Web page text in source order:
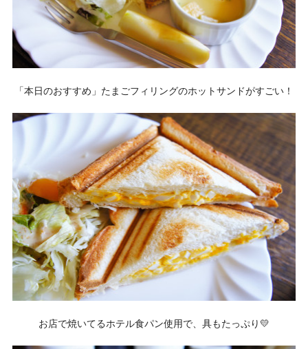
「本日のおすすめ」たまごフィリングのホットサンドがすごい！
お店で焼いてるホテル食パン使用で、具もたっぷり💛